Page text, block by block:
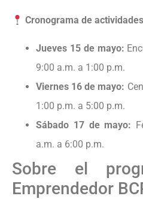
Cronograma de
Jueves 15 de mayo:
9:00 a.m. a 1:00 p.m.
Viernes 16 de mayo:
1:00 p.m. a 5:00 p.m.
Sábado 17 de mayo:
a.m. a 6:00 p.m.
Sobre el
Emprendedor